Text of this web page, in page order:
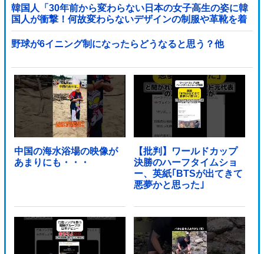
韓国人「30年前から変わらない日本の女子高生の姿に韓
国人が衝撃！何故変わらないデザインの制服や革靴を着
用し続けるのか？」
野球が6イニング制になったらどうなると思う？他
中国の海水浴場の映像が
あまりにも・・・
【批判】ワールドカップ
決勝のハーフタイムショ
ー、英紙｢BTSが出てきて
悪夢かと思った｣